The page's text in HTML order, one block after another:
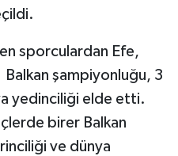
sporculardan Efe,
Balkan şampiyonluğu, 3
yedinciliği elde etti.
birer Balkan
ve dünya